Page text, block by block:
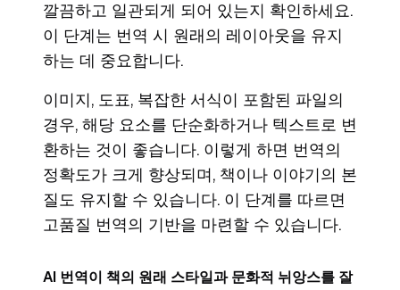
깔끔하고 일관되게 되어 있는지 확인하세요.
이 단계는 번역 시 원래의 레이아웃을 유지
하는 데 중요합니다.
이미지, 도표, 복잡한 서식이 포함된 파일의
경우, 해당 요소를 단순화하거나 텍스트로 변
환하는 것이 좋습니다. 이렇게 하면 번역의
정확도가 크게 향상되며, 책이나 이야기의 본
질도 유지할 수 있습니다. 이 단계를 따르면
고품질 번역의 기반을 마련할 수 있습니다.
AI 번역이 책의 원래 스타일과 문화적 뉘앙스를 잘